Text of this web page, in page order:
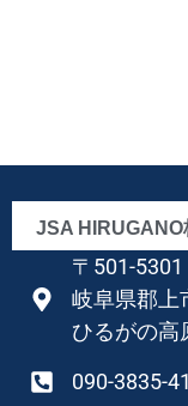
JSA HIRUGANO
〒501-5301
岐阜県郡上
ひるがの高
090-3835-